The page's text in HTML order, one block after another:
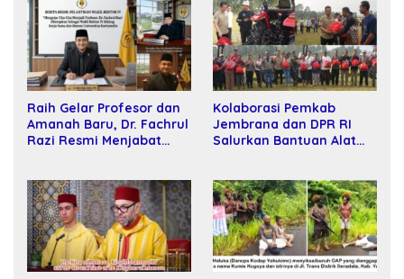
Raih Gelar Profesor dan
Amanah Baru, Dr. Fachrul
Razi Resmi Menjabat
Kolaborasi Pemkab
Jembrana dan DPR RI
Salurkan Bantuan Alat